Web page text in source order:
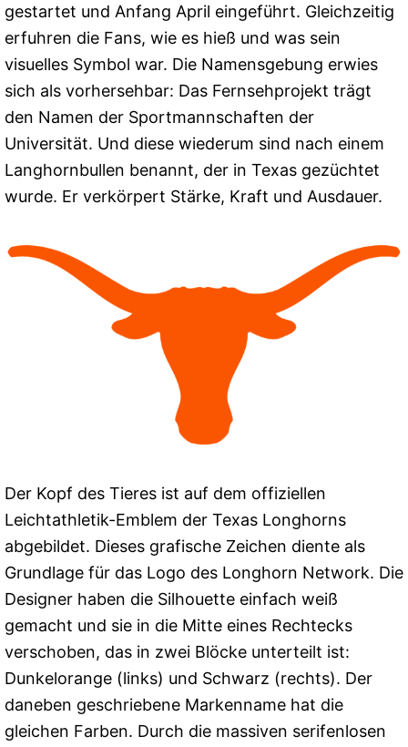
gestartet und Anfang April eingeführt. Gleichzeitig
erfuhren die Fans, wie es hieß und was sein
visuelles Symbol war. Die Namensgebung erwies
sich als vorhersehbar: Das Fernsehprojekt trägt
den Namen der Sportmannschaften der
Universität. Und diese wiederum sind nach einem
Langhornbullen benannt, der in Texas gezüchtet
wurde. Er verkörpert Stärke, Kraft und Ausdauer.
Der Kopf des Tieres ist auf dem offiziellen
Leichtathletik-Emblem der Texas Longhorns
abgebildet. Dieses grafische Zeichen diente als
Grundlage für das Logo des Longhorn Network. Die
Designer haben die Silhouette einfach weiß
gemacht und sie in die Mitte eines Rechtecks ​​
verschoben, das in zwei Blöcke unterteilt ist:
Dunkelorange (links) und Schwarz (rechts). Der
daneben geschriebene Markenname hat die
gleichen Farben. Durch die massiven serifenlosen